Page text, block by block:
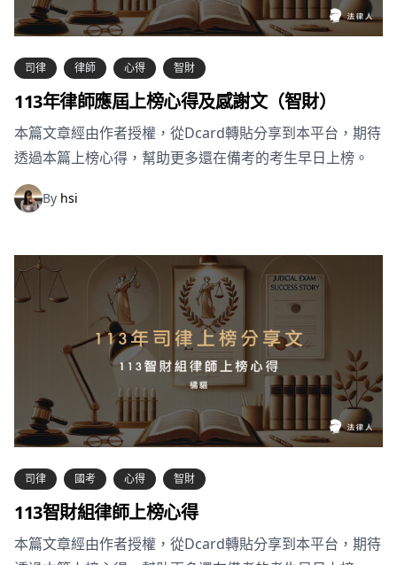
司律 律師 心得 智財
113年律師應屆上榜心得及感謝文（智財）
本篇文章經由作者授權，從Dcard轉貼分享到本平台，期待
透過本篇上榜心得，幫助更多還在備考的考生早日上榜。
By hsi
司律 國考 心得 智財
113智財組律師上榜心得
本篇文章經由作者授權，從Dcard轉貼分享到本平台，期待